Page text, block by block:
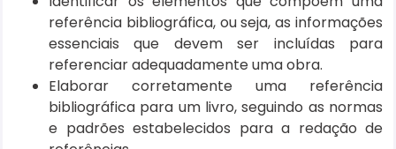
referência bibliográfica, ou seja, as informações
essenciais que devem ser incluídas para
referenciar adequadamente uma obra.
Elaborar corretamente uma referência
bibliográfica para um livro, seguindo as normas
e padrões estabelecidos para a redação de